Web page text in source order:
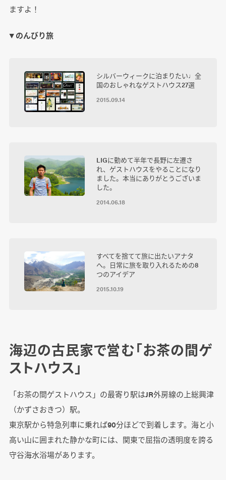
ますよ！
▼ のんびり旅
シルバーウィークに泊まりたい♩全
国のおしゃれなゲストハウス27選
2015.09.14
LIGに勤めて半年で長野に左遷さ
れ、ゲストハウスをやることになり
ました。本当にありがとうございま
した。
2014.06.18
すべてを捨てて旅に出たいアナタ
へ。日常に旅を取り入れるための8
つのアイデア
2015.10.19
海辺の古民家で営む「お茶の間ゲ
ストハウス」
「お茶の間ゲストハウス」の最寄り駅はJR外房線の上総興津
（かずさおきつ）駅。
東京駅から特急列車に乗れば90分ほどで到着します。海と小
高い山に囲まれた静かな町には、関東で屈指の透明度を誇る
守谷海水浴場があります。